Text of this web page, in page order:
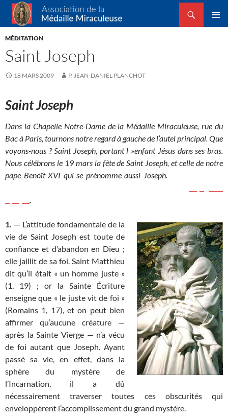
Association de la Médaille Miraculeuse
Recherche
ALLER
AU
MÉDITATION
Saint Joseph
18 MARS 2009 P. JEAN-DANIEL PLANCHOT
Saint Joseph
Dans la Chapelle Notre-Dame de la Médaille Miraculeuse, rue du
Bac à Paris, tournons notre regard à gauche de l’autel principal. Que
voyons-nous ? Saint Joseph, portant l »enfant Jésus dans ses bras.
Nous célébrons le 19 mars la fête de Saint Joseph, et celle de notre
pape Benoît XVI qui se prénomme aussi Joseph.
.
1. — L’attitude fondamentale de la
vie de Saint Joseph est toute de
confiance et d’abandon en Dieu ;
elle jaillit de sa foi. Saint Matthieu
dit qu’il était « un homme juste »
(1, 19) ; or la Sainte Écriture
enseigne que « le juste vit de foi »
(Romains 1, 17), et on peut bien
affirmer qu’aucune créature —
après la Sainte Vierge — n’a vécu
de foi autant que Joseph. Ayant
passé sa vie, en effet, dans la
sphère du mystère de
l’Incarnation, il a dû
nécessairement traverser toutes ces obscurités qui
enveloppèrent l’accom­plissement du grand mystère.